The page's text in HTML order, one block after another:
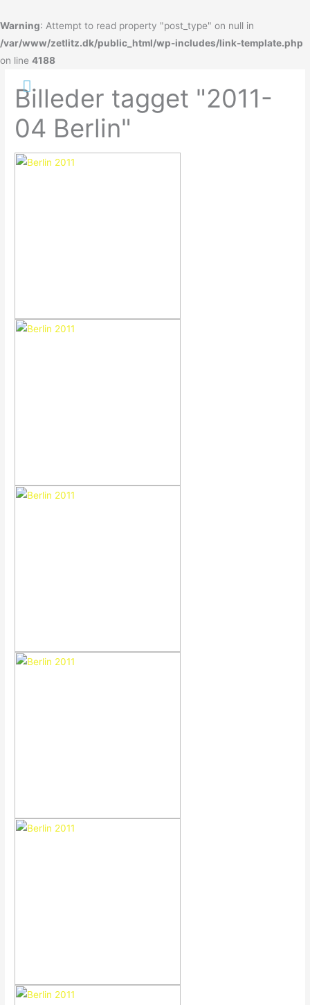
Warning: Attempt to read property "post_type" on null in
/var/www/zetlitz.dk/public_html/wp-includes/link-template.php
on line 4188
til
indholdet
Hovedmenu
Billeder tagget "2011-
04 Berlin"